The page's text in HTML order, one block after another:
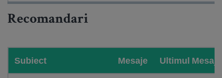
Recomandari
Subiect Mesaje Ultimul Mesaj